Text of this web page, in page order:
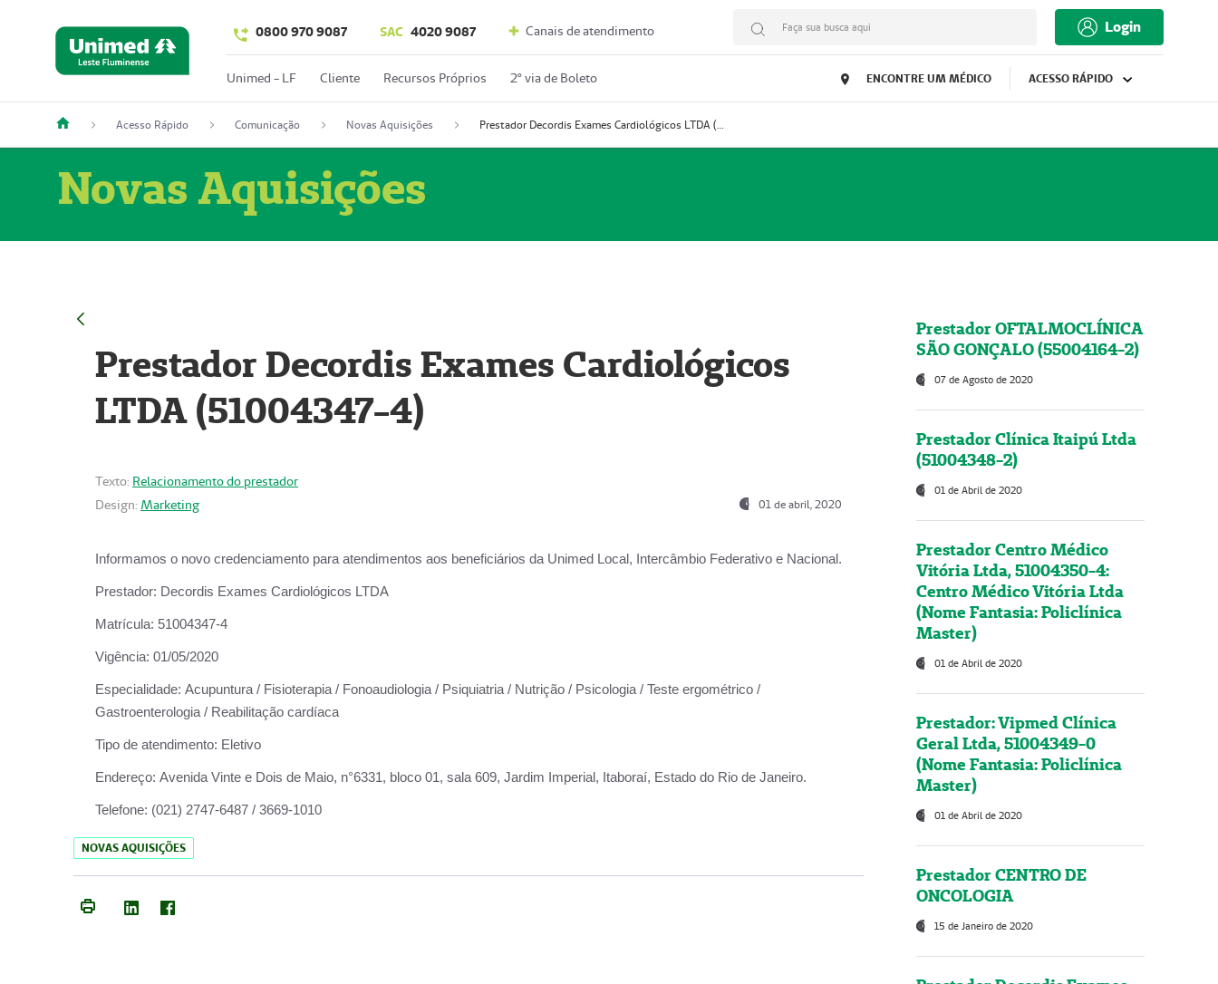
0800 970 9087 SAC 4020 9087 Canais de atendimento Faça sua busca aqui Login
Unimed - LF Cliente Recursos Próprios 2º via de Boleto ENCONTRE UM MÉDICO ACESSO RÁPIDO
Acesso Rápido Comunicação Novas Aquisições Prestador Decordis Exames Cardiológicos LTDA (51004347-4)
Novas Aquisições
Prestador Decordis Exames Cardiológicos
LTDA (51004347-4)
Texto: Relacionamento do prestador
Design: Marketing 01 de abril, 2020
Informamos o novo credenciamento para atendimentos aos beneficiários da Unimed Local, Intercâmbio Federativo e Nacional.
Prestador: Decordis Exames Cardiológicos LTDA
Matrícula: 51004347-4
Vigência: 01/05/2020
Especialidade: Acupuntura / Fisioterapia / Fonoaudiologia / Psiquiatria / Nutrição / Psicologia / Teste ergométrico /
Gastroenterologia / Reabilitação cardíaca
Tipo de atendimento: Eletivo
Endereço: Avenida Vinte e Dois de Maio, n°6331, bloco 01, sala 609, Jardim Imperial, Itaboraí, Estado do Rio de Janeiro.
Telefone: (021) 2747-6487 / 3669-1010
NOVAS AQUISIÇÕES
Prestador OFTALMOCLÍNICA
SÃO GONÇALO (55004164-2)
07 de Agosto de 2020
Prestador Clínica Itaipú Ltda
(51004348-2)
01 de Abril de 2020
Prestador Centro Médico
Vitória Ltda, 51004350-4:
Centro Médico Vitória Ltda
(Nome Fantasia: Policlínica
Master)
01 de Abril de 2020
Prestador: Vipmed Clínica
Geral Ltda, 51004349-0
(Nome Fantasia: Policlínica
Master)
01 de Abril de 2020
Prestador CENTRO DE
ONCOLOGIA
15 de Janeiro de 2020